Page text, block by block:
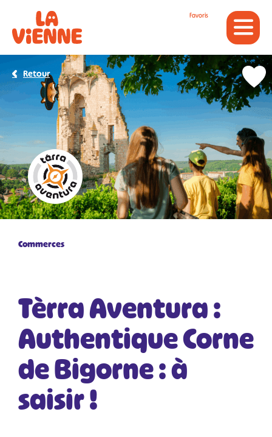
Favoris
Commerces
Tèrra Aventura :
Authentique Corne
de Bigorne : à
saisir !
Retour